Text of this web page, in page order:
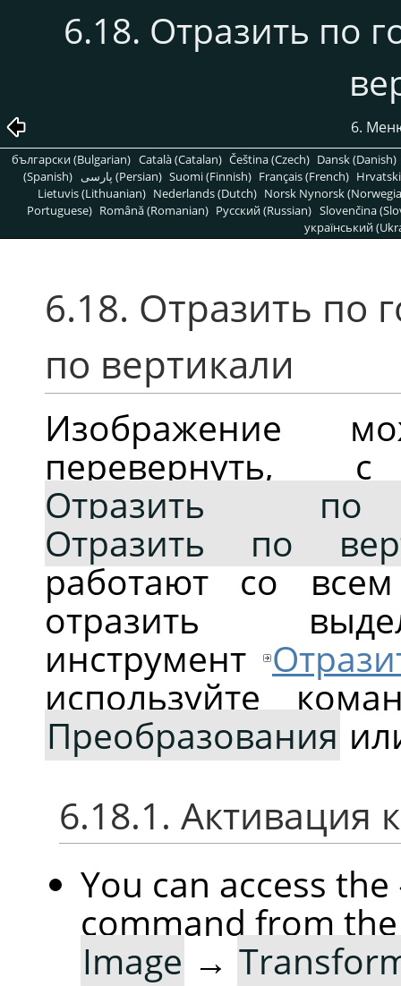
6.18. Отразить по
6.
български (Bulgarian) Català (Catalan) Čeština (Czech) Dansk (Danish)
(Spanish)
پارسی (Persian) Suomi (Finnish) Français (French)
Lietuvis (Lithuanian) Nederlands (Dutch) Norsk Nynorsk
Portuguese) Română (Romanian) Pусский (Russian) Slovenčina
український
6.18. Отразить по
по вертикали
Изображение
перевернуть,
Отразить по
Отразить по
работают со
отразить
инструмент
используйте
Преобразования
6.18.1. Активация
You can access the
command from
Image →